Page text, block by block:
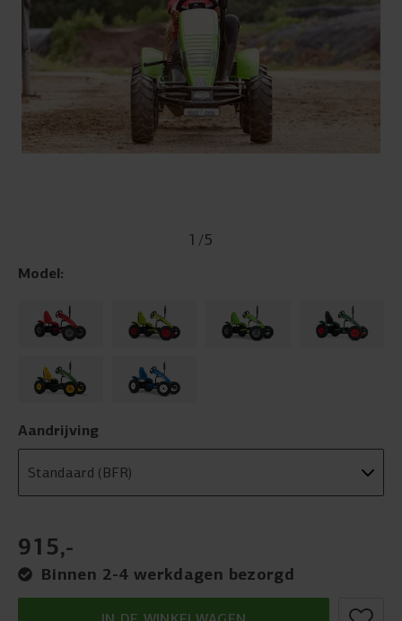
1 /5
Model:
Aandrijving
915,-
Binnen 2-4 werkdagen bezorgd